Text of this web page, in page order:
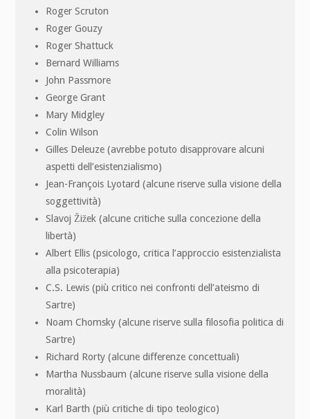
Roger Scruton
Roger Gouzy
Roger Shattuck
Bernard Williams
John Passmore
George Grant
Mary Midgley
Colin Wilson
Gilles Deleuze (avrebbe potuto disapprovare alcuni
aspetti dell’esistenzialismo)
Jean-François Lyotard (alcune riserve sulla visione della
soggettività)
Slavoj Žižek (alcune critiche sulla concezione della
libertà)
Albert Ellis (psicologo, critica l’approccio esistenzialista
alla psicoterapia)
C.S. Lewis (più critico nei confronti dell’ateismo di
Sartre)
Noam Chomsky (alcune riserve sulla filosofia politica di
Sartre)
Richard Rorty (alcune differenze concettuali)
Martha Nussbaum (alcune riserve sulla visione della
moralità)
Karl Barth (più critiche di tipo teologico)